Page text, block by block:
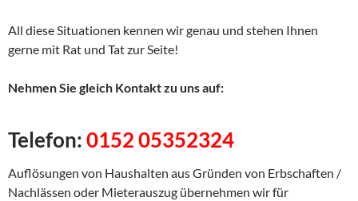
All diese Situationen kennen wir genau und stehen Ihnen
gerne mit Rat und Tat zur Seite!
Nehmen Sie gleich Kontakt zu uns auf:
Telefon:0152 05352324
Auflösungen von Haushalten aus Gründen von Erbschaften /
Nachlässen oder Mieterauszug übernehmen wir für